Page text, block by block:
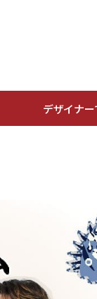
デザイナ